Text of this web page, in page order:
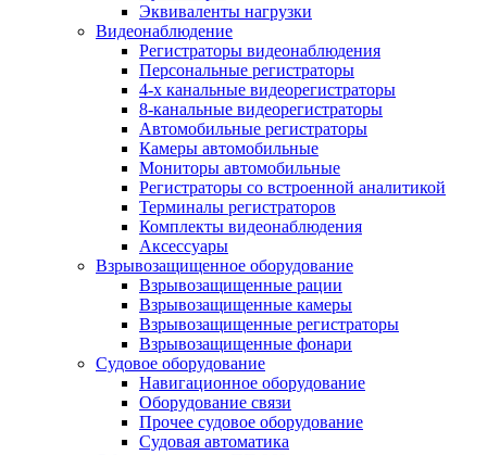
Эквиваленты нагрузки
Видеонаблюдение
Регистраторы видеонаблюдения
Персональные регистраторы
4-х канальные видеорегистраторы
8-канальные видеорегистраторы
Автомобильные регистраторы
Камеры автомобильные
Мониторы автомобильные
Регистраторы со встроенной аналитикой
Терминалы регистраторов
Комплекты видеонаблюдения
Аксессуары
Взрывозащищенное оборудование
Взрывозащищенные рации
Взрывозащищенные камеры
Взрывозащищенные регистраторы
Взрывозащищенные фонари
Судовое оборудование
Навигационное оборудование
Оборудование связи
Прочее судовое оборудование
Судовая автоматика